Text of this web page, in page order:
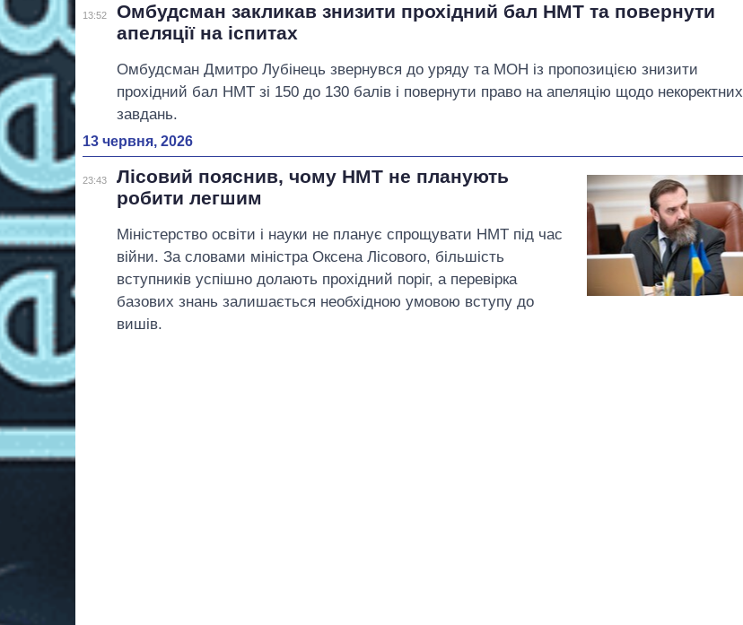
13:52
Омбудсман закликав знизити прохідний бал НМТ та повернути
апеляції на іспитах
Омбудсман Дмитро Лубінець звернувся до уряду та МОН із пропозицією знизити
прохідний бал НМТ зі 150 до 130 балів і повернути право на апеляцію щодо некоректних
завдань.
13 червня, 2026
23:43
Лісовий пояснив, чому НМТ не планують
робити легшим
Міністерство освіти і науки не планує спрощувати НМТ під час
війни. За словами міністра Оксена Лісового, більшість
вступників успішно долають прохідний поріг, а перевірка
базових знань залишається необхідною умовою вступу до
вишів.